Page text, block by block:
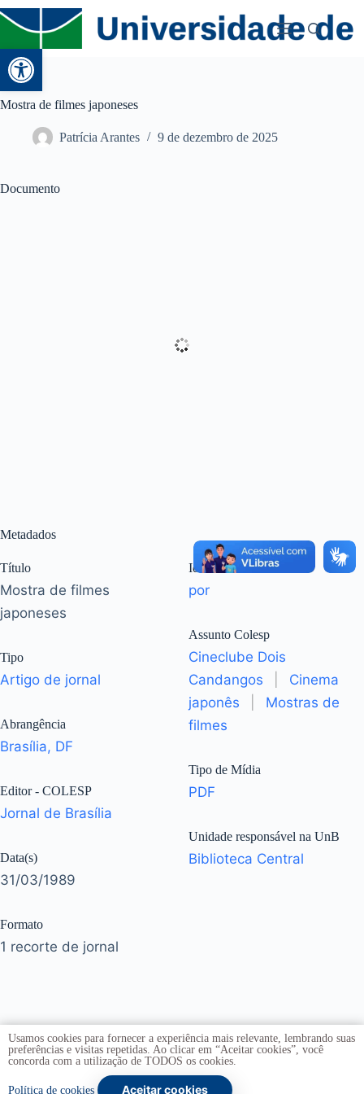
Abrir a barra de ferramentas
Mostra de filmes japoneses
Patrícia Arantes 9 de dezembro de 2025
Documento
Metadados
Título
Mostra de filmes
japoneses
Tipo
Artigo de jornal
Abrangência
Brasília, DF
Editor - COLESP
Jornal de Brasília
Data(s)
31/03/1989
Formato
1 recorte de jornal
Idioma
por
Assunto Colesp
Cineclube Dois
Candangos
Cinema
japonês
Mostras de
filmes
Tipo de Mídia
PDF
Unidade responsável na UnB
Biblioteca Central
Copyright © 2026 - Universidade de Brasília . Todos os
Usamos cookies para fornecer a experiência mais relevante, lembrando suas
preferências e visitas repetidas. Ao clicar em “Aceitar cookies”, você
concorda com a utilização de TODOS os cookies.
Política de cookies Aceitar cookies